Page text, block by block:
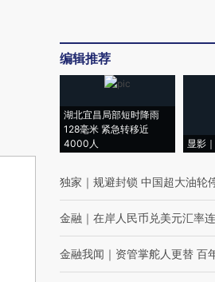
编辑推荐
湖北宜昌局部短时降雨
128毫米 紧急转移近
4000人
显影
独家 ｜ 规避封锁 中国超大油轮
金融 ｜ 在岸人民币兑美元汇率
金融我闻 ｜ 资管掌舵人更替 百